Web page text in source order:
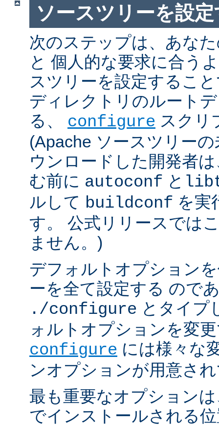
ソースツリーを設
次のステップは、あな
と 個人的な要求に合う
スツリーを設定するこ
ディレクトリのルート
る、 configure スクリ
(Apache ソースツリー
ウンロードした開発者
む前に autoconf と
ルして buildconf を実
す。 公式リリースでは
ません。)
デフォルトオプション
ーを全て設定する ので
./configure とタイプ
ォルトオプションを変
configure には様々な
ンオプションが用意さ
最も重要なオプション
でインストールされる